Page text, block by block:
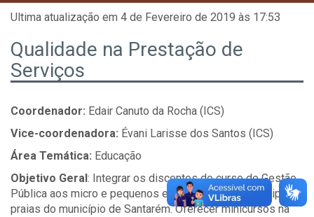
Ultima atualização em 4 de Fevereiro de 2019 às 17:53
Qualidade na Prestação de
Serviços
Coordenador: Edair Canuto da Rocha (ICS)
Vice-coordenadora: Évani Larisse dos Santos (ICS)
Área Temática: Educação
Objetivo Geral: Integrar os discentes do curso de Gestão
Pública aos micro e pequenos empresários das principais
praias do município de Santarém. Oferecer minicursos na